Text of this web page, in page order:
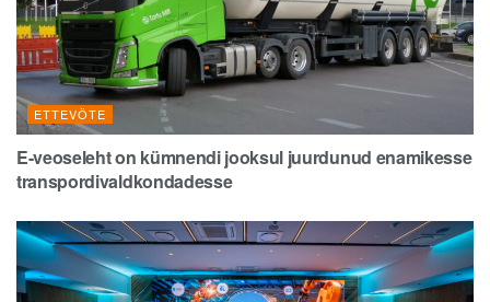
ETTEVÕTE
E-veoseleht on kümnendi jooksul juurdunud enamikesse
transpordivaldkondadesse